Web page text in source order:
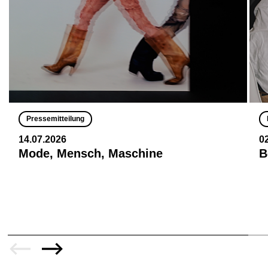
Pressemitteilung
14.07.2026
Mode, Mensch, Maschine